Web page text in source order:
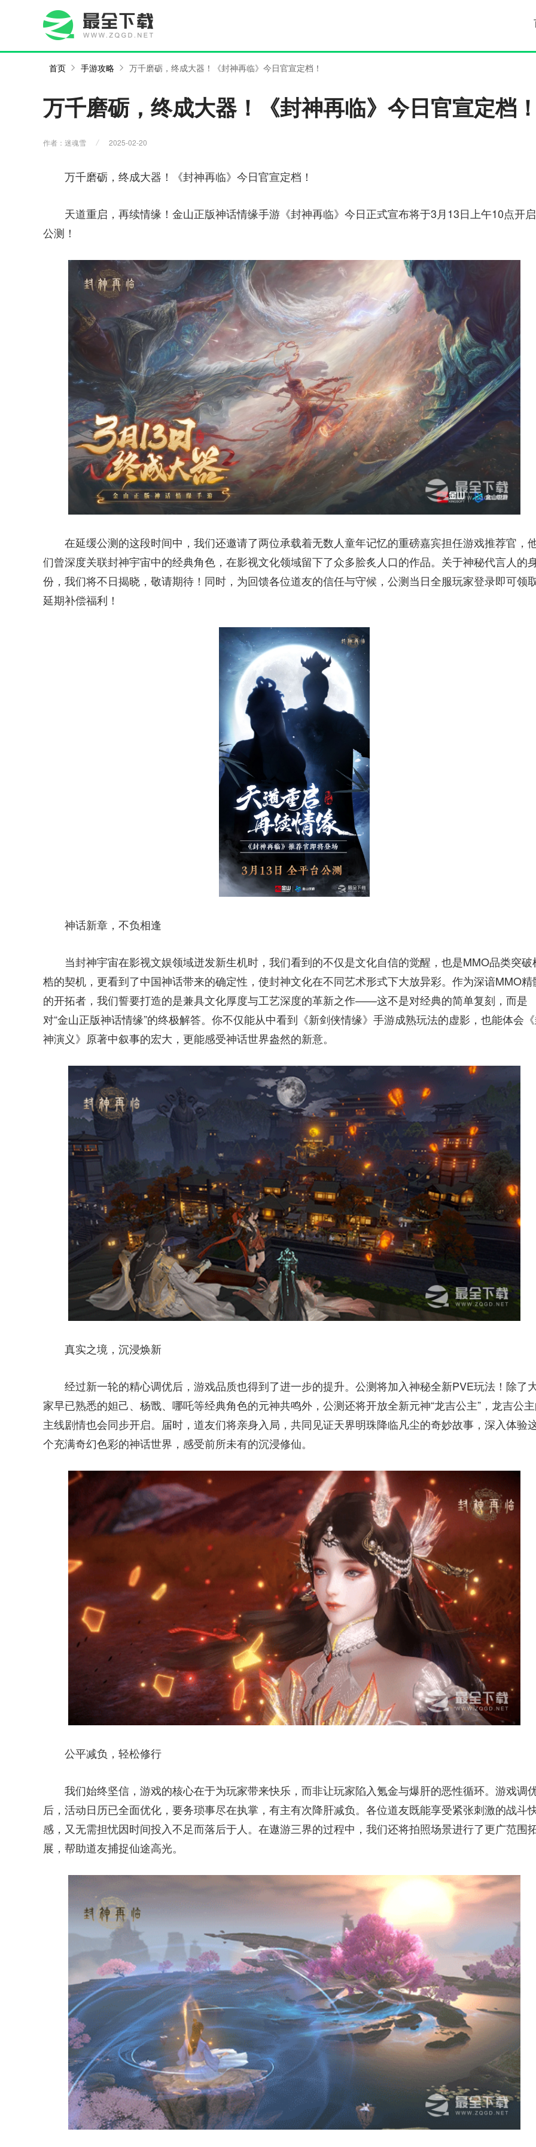
首页 手游攻略 万千磨砺，终成大器！《封神再临》今日官宣定档！
万千磨砺，终成大器！《封神再临》今日官宣定档！
作者：迷魂雪 2025-02-20
万千磨砺，终成大器！《封神再临》今日官宣定档！
天道重启，再续情缘！金山正版神话情缘手游《封神再临》今日正式宣布将于3月13日上午10点开启
公测！
在延缓公测的这段时间中，我们还邀请了两位承载着无数人童年记忆的重磅嘉宾担任游戏推荐官，
们曾深度关联封神宇宙中的经典角色，在影视文化领域留下了众多脍炙人口的作品。关于神秘代言人的
份，我们将不日揭晓，敬请期待！同时，为回馈各位道友的信任与守候，公测当日全服玩家登录即可领
延期补偿福利！
神话新章，不负相逢
当封神宇宙在影视文娱领域迸发新生机时，我们看到的不仅是文化自信的觉醒，也是MMO品类突破
梏的契机，更看到了中国神话带来的确定性，使封神文化在不同艺术形式下大放异彩。作为深谙MMO精
的开拓者，我们誓要打造的是兼具文化厚度与工艺深度的革新之作——这不是对经典的简单复刻，而是
对“金山正版神话情缘”的终极解答。你不仅能从中看到《新剑侠情缘》手游成熟玩法的虚影，也能体会
神演义》原著中叙事的宏大，更能感受神话世界盎然的新意。
真实之境，沉浸焕新
经过新一轮的精心调优后，游戏品质也得到了进一步的提升。公测将加入神秘全新PVE玩法！除了
家早已熟悉的妲己、杨戬、哪吒等经典角色的元神共鸣外，公测还将开放全新元神“龙吉公主”，龙吉公
主线剧情也会同步开启。届时，道友们将亲身入局，共同见证天界明珠降临凡尘的奇妙故事，深入体验
个充满奇幻色彩的神话世界，感受前所未有的沉浸修仙。
公平减负，轻松修行
我们始终坚信，游戏的核心在于为玩家带来快乐，而非让玩家陷入氪金与爆肝的恶性循环。游戏调
后，活动日历已全面优化，要务琐事尽在执掌，有主有次降肝减负。各位道友既能享受紧张刺激的战斗
感，又无需担忧因时间投入不足而落后于人。在遨游三界的过程中，我们还将拍照场景进行了更广范围
展，帮助道友捕捉仙途高光。